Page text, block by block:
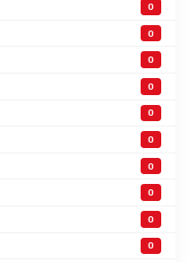
0
0
0
0
0
0
0
0
0
0